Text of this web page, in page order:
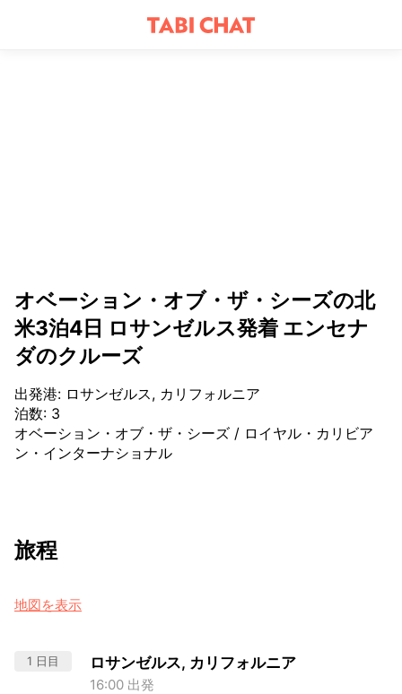
オベーション・オブ・ザ・シーズの北
米3泊4日 ロサンゼルス発着 エンセナ
ダのクルーズ
出発港: ロサンゼルス, カリフォルニア
泊数: 3
オベーション・オブ・ザ・シーズ / ロイヤル・カリビア
ン・インターナショナル
旅程
地図を表示
1 日目 ロサンゼルス, カリフォルニア
16:00 出発